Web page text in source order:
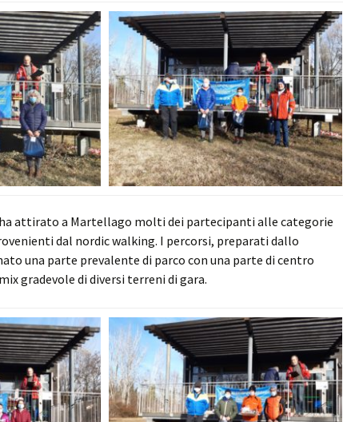
attirato a Martellago molti dei partecipanti alle categorie
dal nordic walking. I percorsi, preparati dallo
una parte prevalente di parco con una parte di centro
gradevole di diversi terreni di gara.